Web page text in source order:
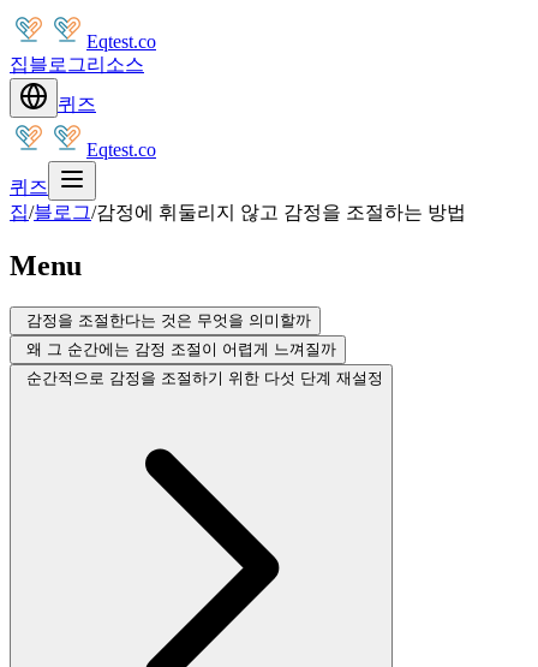
Eqtest.co
집블로그리소스
퀴즈
Eqtest.co
퀴즈
집/블로그/감정에 휘둘리지 않고 감정을 조절하는 방법
Menu
감정을 조절한다는 것은 무엇을 의미할까
왜 그 순간에는 감정 조절이 어렵게 느껴질까
순간적으로 감정을 조절하기 위한 다섯 단계 재설정